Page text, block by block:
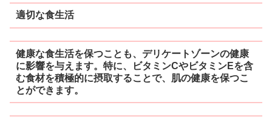
適切な食生活
健康な食生活を保つことも、デリケートゾーンの健康
に影響を与えます。特に、ビタミンCやビタミンEを含
む食材を積極的に摂取することで、肌の健康を保つこ
とができます。